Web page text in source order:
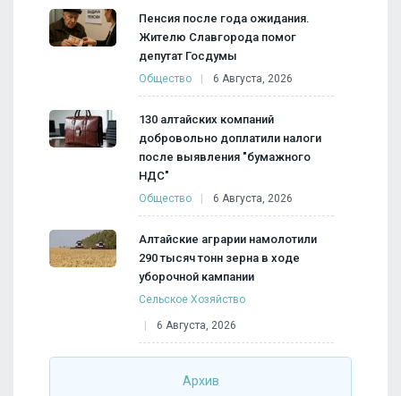
Пенсия после года ожидания.
Жителю Славгорода помог
депутат Госдумы
Общество 6 Августа, 2026
130 алтайских компаний
добровольно доплатили налоги
после выявления "бумажного
НДС"
Общество 6 Августа, 2026
Алтайские аграрии намолотили
290 тысяч тонн зерна в ходе
уборочной кампании
Сельское Хозяйство
6 Августа, 2026
Архив